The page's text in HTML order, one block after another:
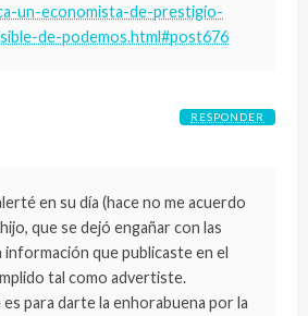
un-economista-de-prestigio-
de-podemos.html#post676
en su día (hace no me acuerdo
que se dejó engañar con las
que publicaste en el
tal como advertiste.
para darte la enhorabuena por la
RESPONDER